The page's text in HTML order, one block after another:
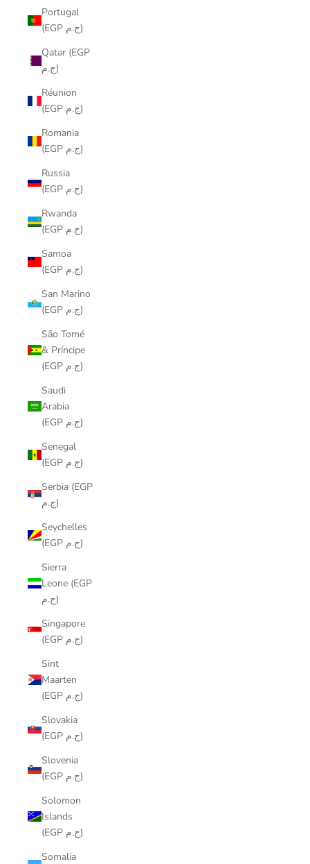
Portugal
(EGP ج.م)
Qatar (EGP
ج.م)
Réunion
(EGP ج.م)
Romania
(EGP ج.م)
Russia
(EGP ج.م)
Rwanda
(EGP ج.م)
Samoa
(EGP ج.م)
San Marino
(EGP ج.م)
São Tomé
& Príncipe
(EGP ج.م)
Saudi
Arabia
(EGP ج.م)
Senegal
(EGP ج.م)
Serbia (EGP
ج.م)
Seychelles
(EGP ج.م)
Sierra
Leone (EGP
ج.م)
Singapore
(EGP ج.م)
Sint
Maarten
(EGP ج.م)
Slovakia
(EGP ج.م)
Slovenia
(EGP ج.م)
Solomon
Islands
(EGP ج.م)
Somalia